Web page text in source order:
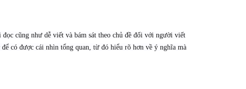
cũng như dễ viết và bám sát theo chủ đề đối với người viết
có được cái nhìn tổng quan, từ đó hiểu rõ hơn về ý nghĩa mà